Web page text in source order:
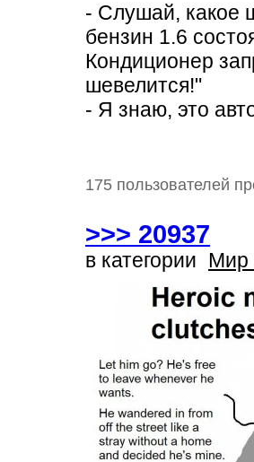
- Слушай, какое
бензин 1.6
Кондиционер
шевелится!"
- Я знаю, это
175 пользователей
>>> 20937
в категории Мир